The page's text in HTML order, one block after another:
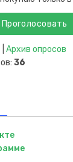
Архив опросов
36